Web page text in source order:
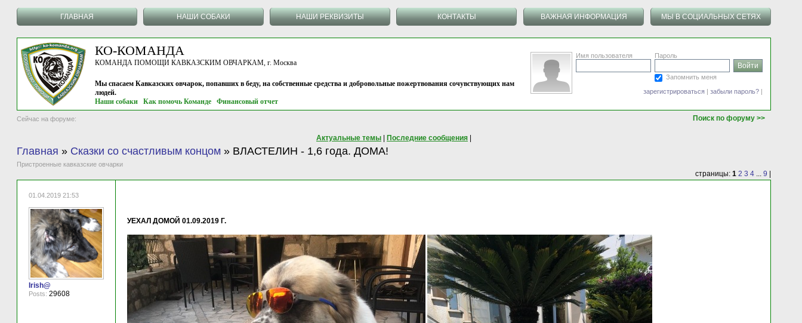
ГЛАВНАЯ НАШИ СОБАКИ НАШИ РЕКВИЗИТЫ КОНТАКТЫ ВАЖНАЯ ИНФОРМАЦИЯ МЫ В СОЦИАЛЬНЫХ СЕТЯХ
КО-КОМАНДА
КОМАНДА ПОМОЩИ КАВКАЗСКИМ ОВЧАРКАМ, г. Москва
Мы спасаем Кавказских овчарок, попавших в беду, на собственные средства и добровольные пожертвования сочувствующих нам
людей.
Наши собаки
Как помочь Команде Финансовый отчет
Имя пользователя Пароль
Запомнить меня
зарегистрироваться | забыли пароль? |
Сейчас на форуме: Поиск по форуму >>
Актуальные темы Последние сообщения
Главная » Сказки со счастливым концом » ВЛАСТЕЛИН - 1,6 года. ДОМА!
Пристроенные кавказские овчарки
страницы: 1 2 3 4 ... 9
01.04.2019 21:53
Irish@
Posts: 29608
УЕХАЛ ДОМОЙ 01.09.2019 Г.